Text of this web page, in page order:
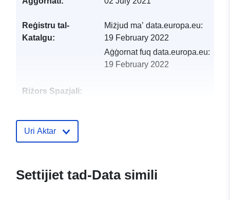
Reġistru tal-
Katalgu:
Miżjud ma’ data.europa.eu:
19 February 2022
Aġġornat fuq data.europa.eu:
19 February 2022
Riżors Spazjali:
24561098f9a3
Uri Aktar
Settijiet tad-Data simili